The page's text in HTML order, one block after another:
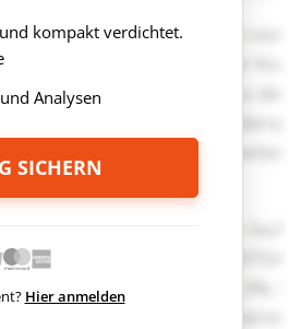
kompakt verdichtet.
Analysen
SICHERN
Hier anmelden